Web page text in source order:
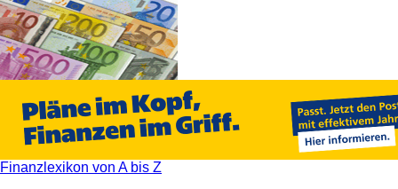
Finanzlexikon von A bis Z